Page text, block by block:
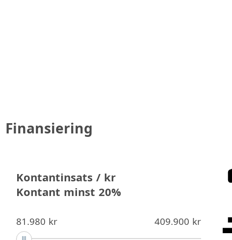
Finansiering
Kontantinsats / kr
Kontant minst 20%
81.980 kr 409.900 kr